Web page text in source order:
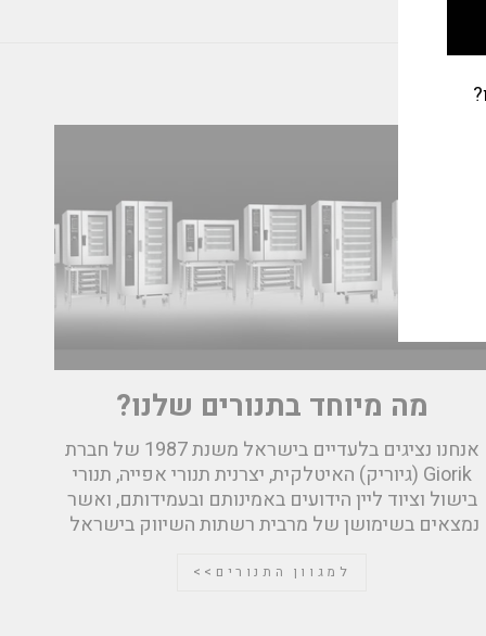
מה מיוחד בתנורים שלנו?
אנחנו נציגים בלעדיים בישראל משנת 1987 של חברת
Giorik (גיוריק) האיטלקית, יצרנית תנורי אפייה, תנורי
בישול וציוד ליין הידועים באמינותם ובעמידותם, ואשר
נמצאים בשימושן של מרבית רשתות השיווק בישראל
למגוון התנורים>>